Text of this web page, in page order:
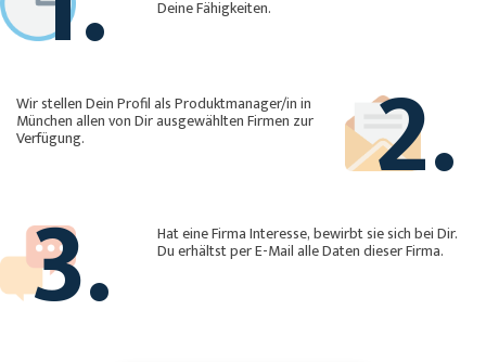
Deine Fähigkeiten.
2.
Wir stellen Dein Profil als Produktmanager/in in
München allen von Dir ausgewählten Firmen zur
Verfügung.
3. Hat eine Firma Interesse, bewirbt sie sich bei Dir.
Du erhältst per E-Mail alle Daten dieser Firma.